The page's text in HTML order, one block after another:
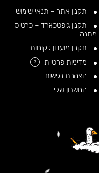
תקנון אתר – תנאי שימוש
תקנון גיפטכארד – כרטיס
מתנה
תקנון מועדון לקוחות
מדיניות פרטיות
?
הצהרת נגישות
החשבון שלי